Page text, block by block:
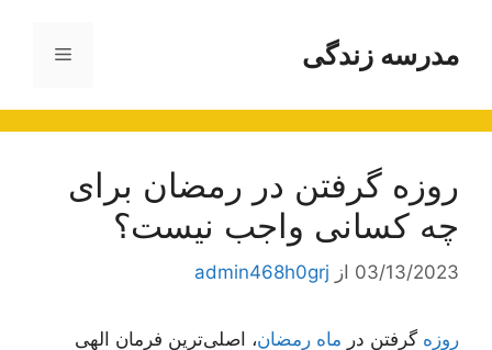
محتوامدرسه زندگی فهرست
روزه گرفتن در رمضان برای
چه کسانی واجب نیست؟
03/13/2023 از admin468h0grj
روزه گرفتن در ماه رمضان، اصلی‌ترین فرمان الهی